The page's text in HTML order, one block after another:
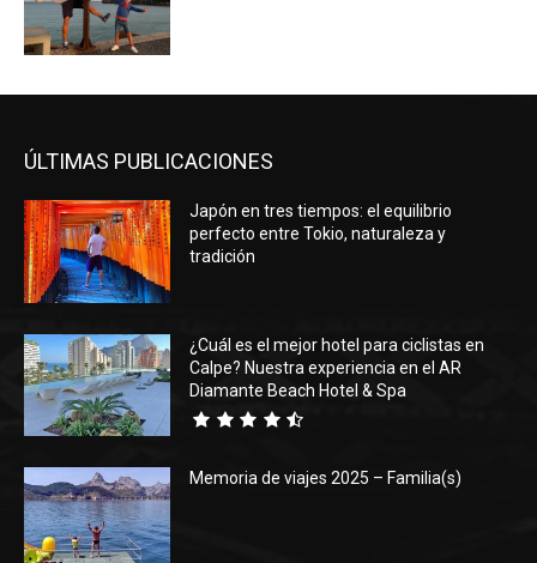
ÚLTIMAS PUBLICACIONES
Japón en tres tiempos: el equilibrio
perfecto entre Tokio, naturaleza y
tradición
¿Cuál es el mejor hotel para ciclistas en
Calpe? Nuestra experiencia en el AR
Diamante Beach Hotel & Spa
Memoria de viajes 2025 – Familia(s)